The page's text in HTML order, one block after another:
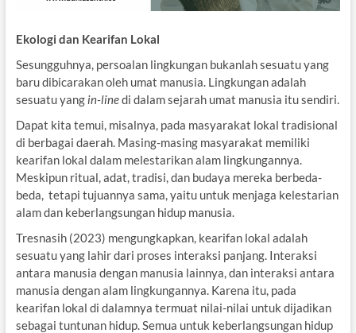
Ekologi dan Kearifan Lokal
Sesungguhnya, persoalan lingkungan bukanlah sesuatu yang
baru dibicarakan oleh umat manusia. Lingkungan adalah
sesuatu yang in-linedi dalam sejarah umat manusia itu sendiri.
Dapat kita temui, misalnya, pada masyarakat lokal tradisional
di berbagai daerah. Masing-masing masyarakat memiliki
kearifan lokal dalam melestarikan alam lingkungannya.
Meskipun ritual, adat, tradisi, dan budaya mereka berbeda-
beda, tetapi tujuannya sama, yaitu untuk menjaga kelestarian
alam dan keberlangsungan hidup manusia.
Tresnasih (2023) mengungkapkan, kearifan lokal adalah
sesuatu yang lahir dari proses interaksi panjang. Interaksi
antara manusia dengan manusia lainnya, dan interaksi antara
manusia dengan alam lingkungannya. Karena itu, pada
kearifan lokal di dalamnya termuat nilai-nilai untuk dijadikan
sebagai tuntunan hidup. Semua untuk keberlangsungan hidup